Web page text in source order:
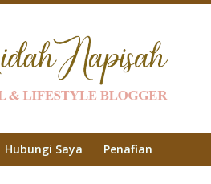
Hubungi Saya Penafian